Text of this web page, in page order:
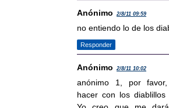
Anónimo 2/8/11 09:59
no entiendo lo de los
Responder
Anónimo 2/8/11 10:02
anónimo 1, por
hacer con los diablillos